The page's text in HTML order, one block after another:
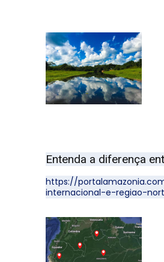
Entenda a diferença
https://
internacional-e-regiao-